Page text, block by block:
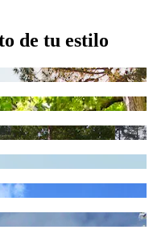
de tu estilo